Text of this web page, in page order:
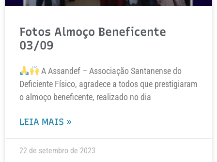
Fotos Almoço Beneficente
03/09
A Assandef – Associação Santanense do
Deficiente Físico, agradece a todos que prestigiaram
o almoço beneficente, realizado no dia
LEIA MAIS »
22 de setembro de 2023